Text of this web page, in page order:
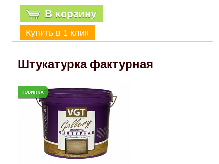
В корзину
Штукатурка фактурная